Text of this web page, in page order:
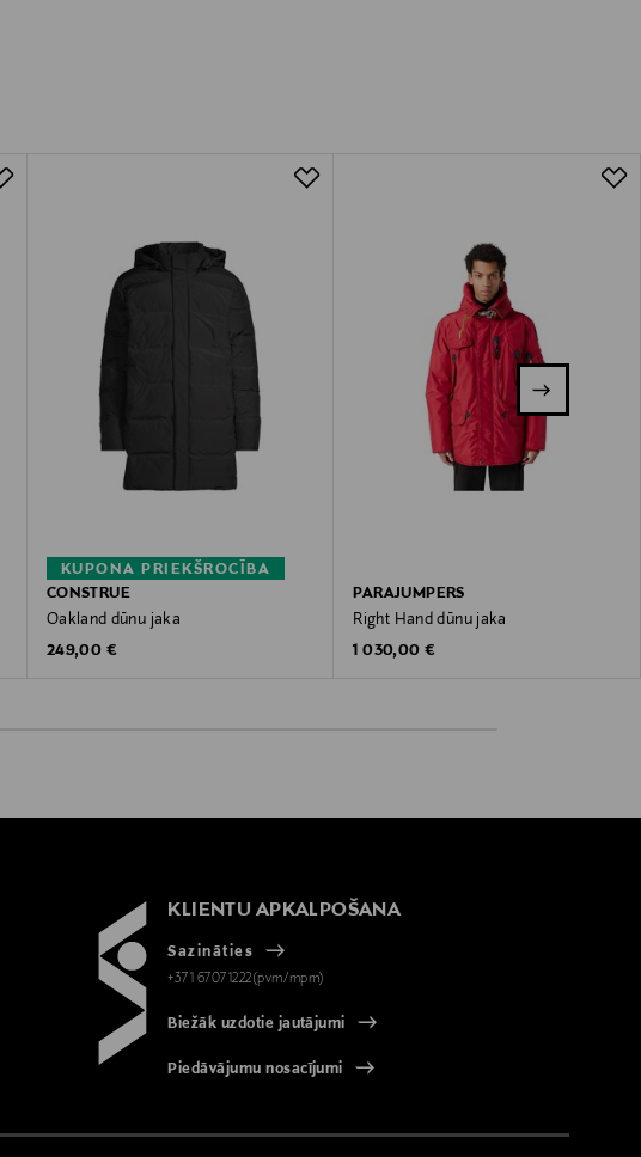
KUPONA PRIEKŠROCĪBA
CONSTRUE
Oakland dūnu jaka
Original Price
249,00 €
PARAJUMPERS
Right Hand dūnu jaka
Original Price
1 030,00 €
KLIENTU APKALPOŠANA
Sazināties
+371 67071222(pvm/mpm)
Biežāk uzdotie jautājumi
Piedāvājumu nosacījumi